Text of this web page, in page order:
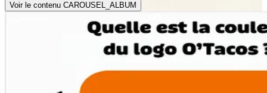
Voir le contenu CAROUSEL_ALBUM